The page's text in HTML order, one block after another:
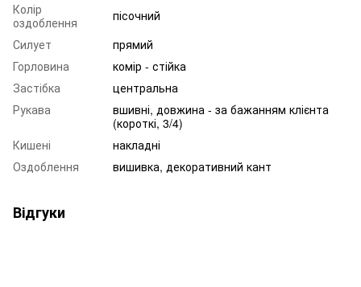
Колір
оздоблення
пісочний
Силует
прямий
Горловина
комір - стійка
Застібка
центральна
Рукава
вшивні, довжина - за бажанням клієнта
(короткі, 3/4)
Кишені
накладні
Оздоблення
вишивка, декоративний кант
Відгуки